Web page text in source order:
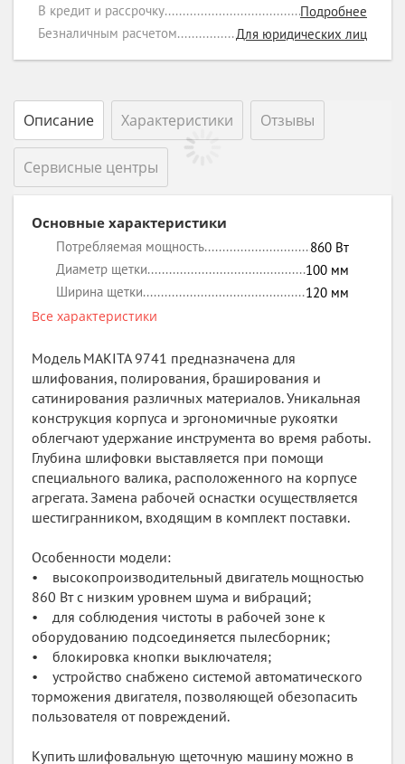
В кредит и рассрочку
Подробнее
Безналичным расчетом
Для юридических лиц
Описание Характеристики Отзывы
Сервисные центры
Основные характеристики
Потребляемая мощность 860 Вт
Диаметр щетки
100 мм
Ширина щетки
120 мм
Все характеристики
Модель MAKITA 9741 предназначена для
шлифования, полирования, браширования и
сатинирования различных материалов. Уникальная
конструкция корпуса и эргономичные рукоятки
облегчают удержание инструмента во время работы.
Глубина шлифовки выставляется при помощи
специального валика, расположенного на корпусе
агрегата. Замена рабочей оснастки осуществляется
шестигранником, входящим в комплект поставки.
Особенности модели:
• высокопроизводительный двигатель мощностью
860 Вт с низким уровнем шума и вибраций;
• для соблюдения чистоты в рабочей зоне к
оборудованию подсоединяется пылесборник;
• блокировка кнопки выключателя;
• устройство снабжено системой автоматического
торможения двигателя, позволяющей обезопасить
пользователя от повреждений.
Купить шлифовальную щеточную машину можно в